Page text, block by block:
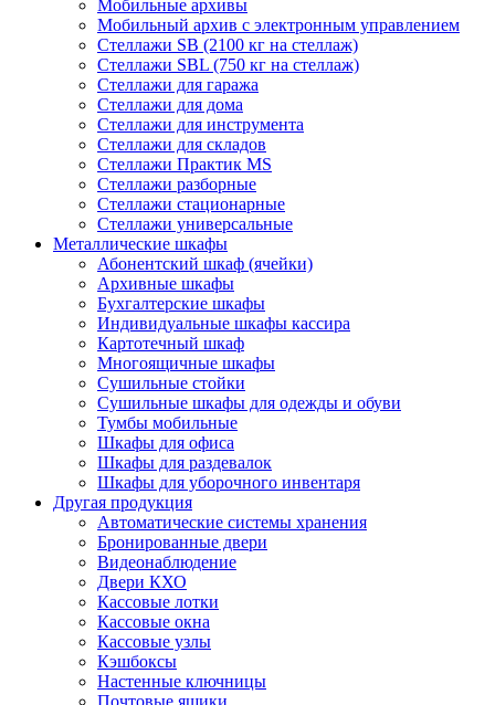
Мобильные архивы
Мобильный архив с электронным управлением
Стеллажи SB (2100 кг на стеллаж)
Стеллажи SBL (750 кг на стеллаж)
Стеллажи для гаража
Стеллажи для дома
Стеллажи для инструмента
Стеллажи для складов
Стеллажи Практик MS
Стеллажи разборные
Стеллажи стационарные
Стеллажи универсальные
Металлические шкафы
Абонентский шкаф (ячейки)
Архивные шкафы
Бухгалтерские шкафы
Индивидуальные шкафы кассира
Картотечный шкаф
Многоящичные шкафы
Сушильные стойки
Сушильные шкафы для одежды и обуви
Тумбы мобильные
Шкафы для офиса
Шкафы для раздевалок
Шкафы для уборочного инвентаря
Другая продукция
Автоматические системы хранения
Бронированные двери
Видеонаблюдение
Двери КХО
Кассовые лотки
Кассовые окна
Кассовые узлы
Кэшбоксы
Настенные ключницы
Почтовые ящики